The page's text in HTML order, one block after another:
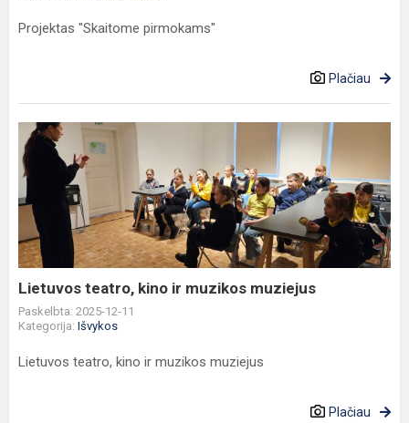
Projektas "Skaitome pirmokams"
Plačiau
Lietuvos
teatro,
kino
ir
muzikos
muziejus
Lietuvos teatro, kino ir muzikos muziejus
Paskelbta: 2025-12-11
Kategorija: Išvykos
Lietuvos teatro, kino ir muzikos muziejus
Plačiau